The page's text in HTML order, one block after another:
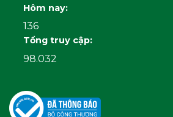
Hôm nay:
136
Tổng truy cập:
98.032